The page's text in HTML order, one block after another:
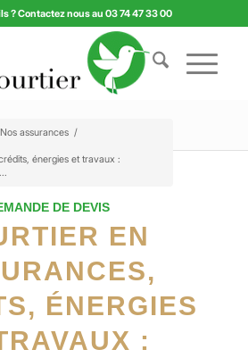
? Contactez nous au 03 74 47 33 00
Nos assurances /
énergies et travaux :
DE DEVIS
EN
ÉNERGIES
: